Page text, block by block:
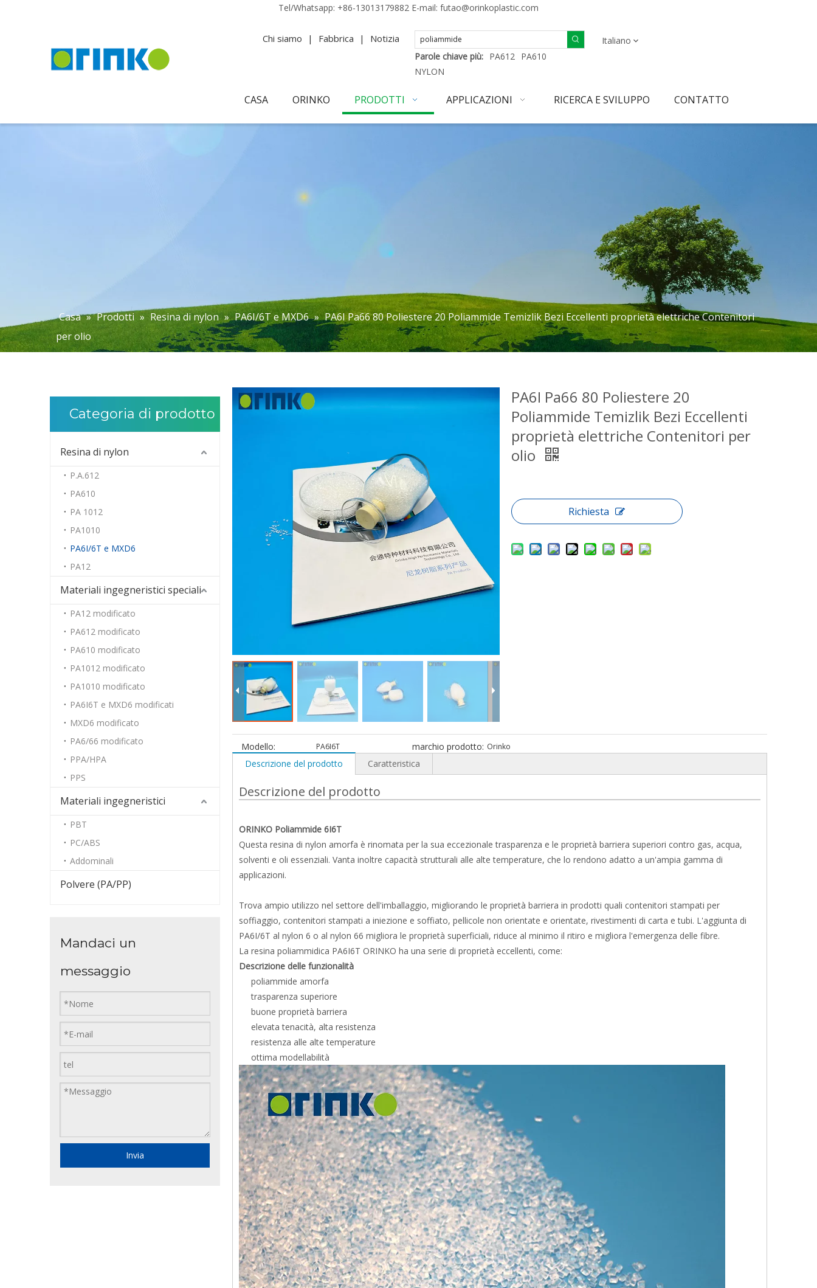
Tel/Whatsapp: +86-13013179882 E-mail: futao@orinkoplastic.com
Chi siamo | Fabbrica | Notizia
Parole chiave più: PA612 PA610
NYLON
Italiano
CASA ORINKO PRODOTTI APPLICAZIONI RICERCA E SVILUPPO CONTATTO
Casa » Prodotti » Resina di nylon » PA6I/6T e MXD6 » PA6I Pa66 80 Poliestere 20 Poliammide Temizlik Bezi Eccellenti proprietà elettriche Contenitori
per olio
Categoria di prodotto
Resina di nylon
P.A.612
PA610
PA 1012
PA1010
PA6I/6T e MXD6
PA12
Materiali ingegneristici speciali
PA12 modificato
PA612 modificato
PA610 modificato
PA1012 modificato
PA1010 modificato
PA6I6T e MXD6 modificati
MXD6 modificato
PA6/66 modificato
PPA/HPA
PPS
Materiali ingegneristici
PBT
PC/ABS
Addominali
Polvere (PA/PP)
Mandaci un
messaggio
Invia
PA6I Pa66 80 Poliestere 20
Poliammide Temizlik Bezi Eccellenti
proprietà elettriche Contenitori per
olio
Richiesta
Modello: PA6I6T marchio prodotto: Orinko
Descrizione del prodotto Caratteristica
Descrizione del prodotto
ORINKO Poliammide 6I6T
Questa resina di nylon amorfa è rinomata per la sua eccezionale trasparenza e le proprietà barriera superiori contro gas, acqua,
solventi e oli essenziali. Vanta inoltre capacità strutturali alle alte temperature, che lo rendono adatto a un'ampia gamma di
applicazioni.
Trova ampio utilizzo nel settore dell'imballaggio, migliorando le proprietà barriera in prodotti quali contenitori stampati per
soffiaggio, contenitori stampati a iniezione e soffiato, pellicole non orientate e orientate, rivestimenti di carta e tubi. L'aggiunta di
PA6I/6T al nylon 6 o al nylon 66 migliora le proprietà superficiali, riduce al minimo il ritiro e migliora l'emergenza delle fibre.
La resina poliammidica PA6I6T ORINKO ha una serie di proprietà eccellenti, come:
Descrizione delle funzionalità
poliammide amorfa
trasparenza superiore
buone proprietà barriera
elevata tenacità, alta resistenza
resistenza alle alte temperature
ottima modellabilità